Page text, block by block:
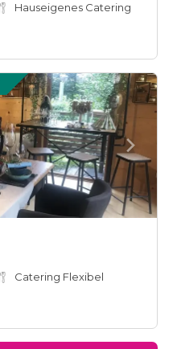
Hauseigenes Catering
Catering Flexibel